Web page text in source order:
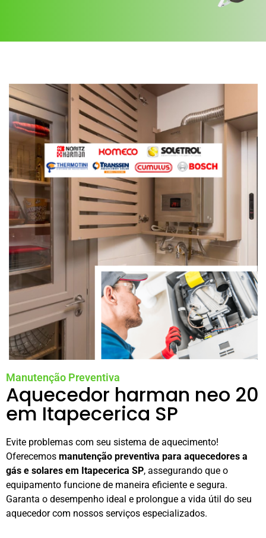
Manutenção Preventiva
Aquecedor harman neo 20
em Itapecerica SP
Evite problemas com seu sistema de aquecimento!
Oferecemos manutenção preventiva para aquecedores a
gás e solares em Itapecerica SP, assegurando que o
equipamento funcione de maneira eficiente e segura.
Garanta o desempenho ideal e prolongue a vida útil do seu
aquecedor com nossos serviços especializados.